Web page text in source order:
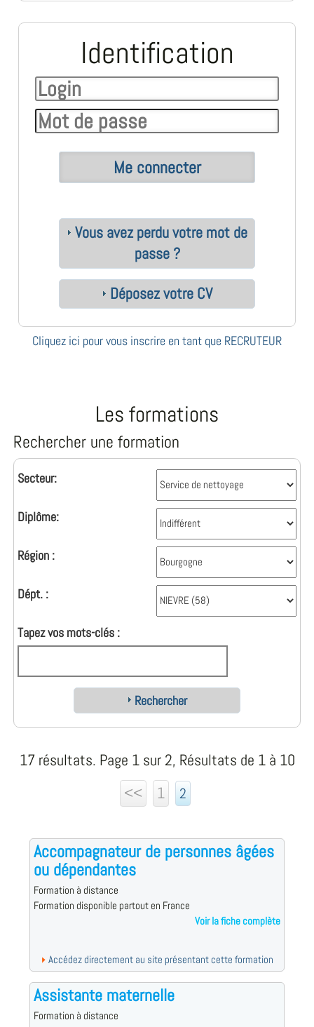
Identification
Vous avez perdu votre mot de
passe ?
Déposez votre CV
Cliquez ici pour vous inscrire en tant que RECRUTEUR
Les formations
Rechercher une formation
Secteur:
Diplôme:
Région :
Dépt. :
Tapez vos mots-clés :
Rechercher
17 résultats. Page 1 sur 2, Résultats de 1 à 10
<<
1 2
Accompagnateur de personnes âgées
ou dépendantes
Formation à distance
Formation disponible partout en France
Voir la fiche complète
Accédez directement au site présentant cette formation
Assistante maternelle
Formation à distance